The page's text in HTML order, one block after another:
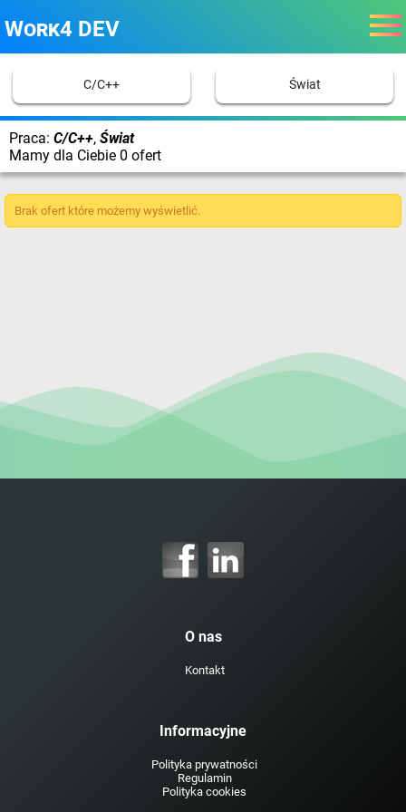
Work4 DEV
C/C++ Świat
Praca: C/C++, Świat
Mamy dla Ciebie 0 ofert
Brak ofert które możemy wyświetlić.
O nas
Kontakt
Informacyjne
Polityka prywatności
Regulamin
Polityka cookies